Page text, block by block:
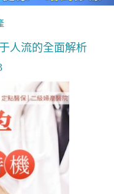
人流的全面解析